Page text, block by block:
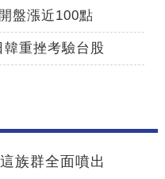
盤漲近100點
重挫考驗台股
族群全面噴出